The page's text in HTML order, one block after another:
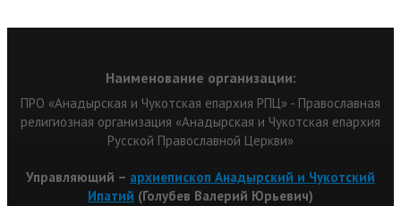
Наименование организации:
ПРО «Анадырская и Чукотская епархия РПЦ» - Православная
религиозная организация «Анадырская и Чукотская епархия
Русской Православной Церкви»
Управляющий – архиепископ Анадырский и Чукотский
Ипатий (Голубев Валерий Юрьевич)